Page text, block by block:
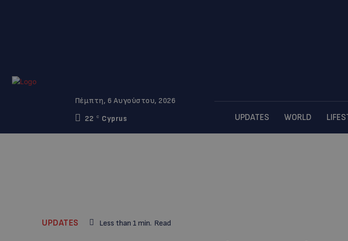
Πέμπτη, 6 Αυγούστου, 2026
22
C Cyprus UPDATES WORLD
UPDATES Less than 1 min. Read